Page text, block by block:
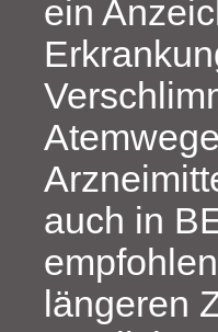
ein
auch in
längeren